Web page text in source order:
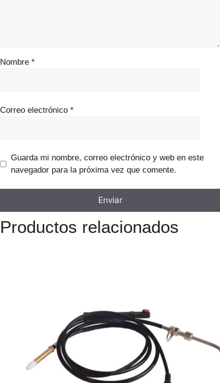
Nombre *
Correo electrónico *
Guarda mi nombre, correo electrónico y web en este
navegador para la próxima vez que comente.
Productos relacionados